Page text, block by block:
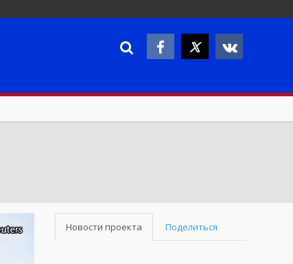
Новости проекта Поделиться